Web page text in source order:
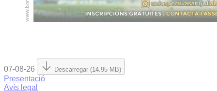
07-08-26 Descarregar (14.95 MB)
Presentació
Avís legal